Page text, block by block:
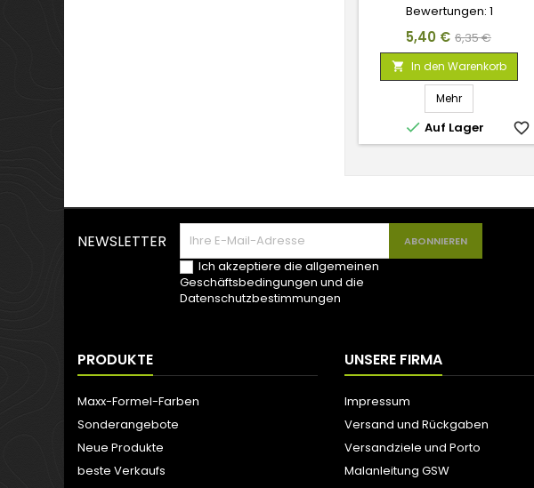
Bewertungen: 1
Preis
5,40 € Verkaufspreis
6,35 €
 In den Warenkorb
Mehr
 Auf Lager favorite_border
NEWSLETTER
Ich akzeptiere die allgemeinen
Geschäftsbedingungen und die
Datenschutzbestimmungen
PRODUKTE
Maxx-Formel-Farben
Sonderangebote
Neue Produkte
beste Verkaufs
UNSERE FIRMA
Impressum
Versand und Rückgaben
Versandziele und Porto
Malanleitung GSW